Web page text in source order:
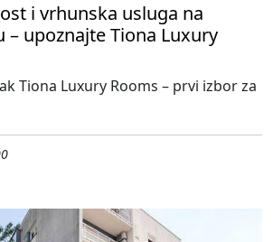
i vrhunska usluga na
upoznajte Tiona Luxury
Tiona Luxury Rooms – prvi izbor za